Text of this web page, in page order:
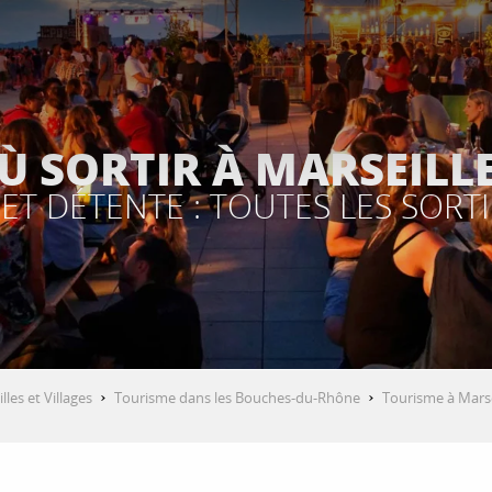
SORTIR À
DÉTENTE : TOUTES LES
et Villages Tourisme dans les Bouches-du-Rhône Tourisme à